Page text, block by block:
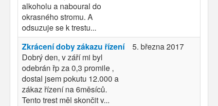
alkoholu a naboural do
okrasného stromu. A
odsuzuje se k trestu...
Zkrácení doby zákazu řízení
Dobrý den, v září mi byl
odebrán řp za 0,3 promile ,
dostal jsem pokutu 12.000 a
zákaz řízení na 6měsíců.
Tento trest měl skončit v...
5. března 2017